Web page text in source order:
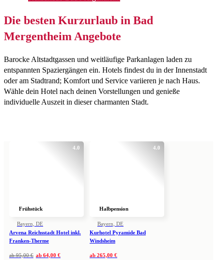
Die besten Kurzurlaub in Bad
Mergentheim Angebote
Barocke Altstadtgassen und weitläufige Parkanlagen laden zu
entspannten Spaziergängen ein. Hotels findest du in der Innenstadt
oder am Stadtrand; Komfort und Service variieren je nach Haus.
Wähle dein Hotel nach deinen Vorstellungen und genieße
individuelle Auszeit in dieser charmanten Stadt.
4.0
Frühstück
Bayern, DE
Arvena Reichsstadt Hotel inkl.
Franken-Therme
ab 95,00 € ab 64,00 €
4.0
Halbpension
Bayern, DE
Kurhotel Pyramide Bad
Windsheim
ab 265,00 €